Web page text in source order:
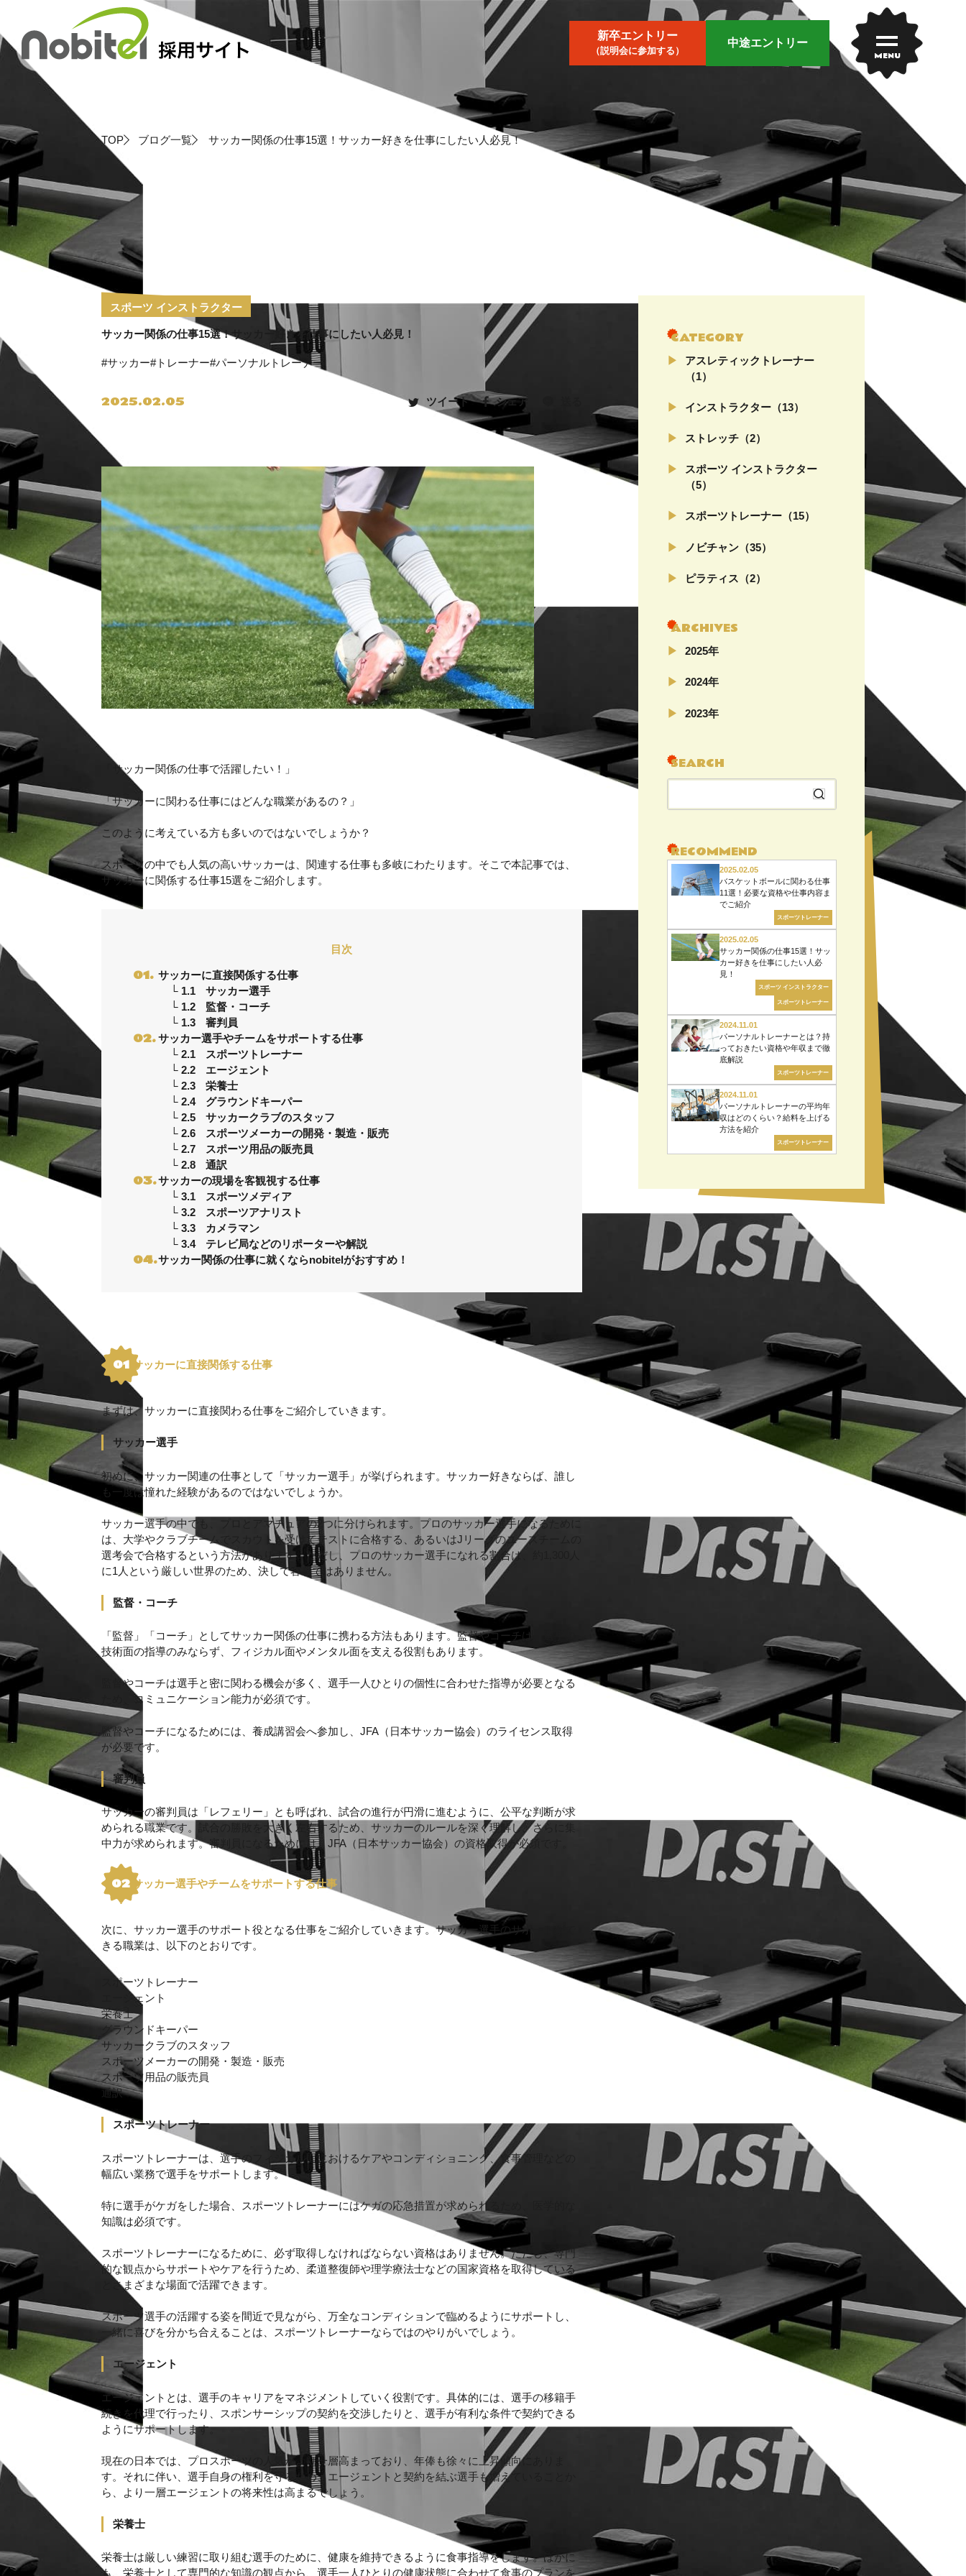
content
新卒エントリー
（説明会に参加する）
中途エントリー
MENU
TOP ブログ一覧 サッカー関係の仕事15選！サッカー好きを仕事にしたい人必見！
スポーツ インストラクター
サッカー関係の仕事15選！サッカー好きを仕事にしたい人必見！
#サッカー#トレーナー#パーソナルトレーナー
2025.02.05 ツイート シェア
「サッカー関係の仕事で活躍したい！」
「サッカーに関わる仕事にはどんな職業があるの？」
このように考えている方も多いのではないでしょうか？
スポーツの中でも人気の高いサッカーは、関連する仕事も多岐にわたります。そこで本記事では、
サッカーに関係する仕事15選をご紹介します。
目次
サッカーに直接関係する仕事
サッカー選手
監督・コーチ
審判員
サッカー選手やチームをサポートする仕事
スポーツトレーナー
エージェント
栄養士
グラウンドキーパー
サッカークラブのスタッフ
スポーツメーカーの開発・製造・販売
スポーツ用品の販売員
通訳
サッカーの現場を客観視する仕事
スポーツメディア
スポーツアナリスト
カメラマン
テレビ局などのリポーターや解説
サッカー関係の仕事に就くならnobitelがおすすめ！
サッカーに直接関係する仕事
まずは、サッカーに直接関わる仕事をご紹介していきます。
サッカー選手
初めに、サッカー関連の仕事として「サッカー選手」が挙げられます。サッカー好きならば、誰し
も一度は憧れた経験があるのではないでしょうか。
サッカー選手の中でも、プロとアマチュアの2つに分けられます。プロのサッカー選手になるために
は、大学やクラブチームでスカウトを受けてテストに合格する、あるいはJリーグのユースチームの
選考会で合格するという方法があります。ただし、プロのサッカー選手になれる割合は、約1,300人
に1人という厳しい世界のため、決して容易ではありません。
監督・コーチ
「監督」「コーチ」としてサッカー関係の仕事に携わる方法もあります。監督やコーチは、選手の
技術面の指導のみならず、フィジカル面やメンタル面を支える役割もあります。
監督やコーチは選手と密に関わる機会が多く、選手一人ひとりの個性に合わせた指導が必要となる
ため、コミュニケーション能力が必須です。
監督やコーチになるためには、養成講習会へ参加し、JFA（日本サッカー協会）のライセンス取得
が必要です。
審判員
サッカーの審判員は「レフェリー」とも呼ばれ、試合の進行が円滑に進むように、公平な判断が求
められる職業です。試合の勝敗を大きく左右するため、サッカーのルールを深く理解し、さらに集
中力が求められます。審判員になるためには、JFA（日本サッカー協会）の資格取得が必須です。
サッカー選手やチームをサポートする仕事
次に、サッカー選手のサポート役となる仕事をご紹介していきます。サッカー選手のサポートがで
きる職業は、以下のとおりです。
スポーツトレーナー
エージェント
栄養士
グラウンドキーパー
サッカークラブのスタッフ
スポーツメーカーの開発・製造・販売
スポーツ用品の販売員
通訳
スポーツトレーナー
スポーツトレーナーは、選手のフィジカル面におけるケアやコンディショニング、食事管理などの
幅広い業務で選手をサポートします。
特に選手がケガをした場合、スポーツトレーナーにはケガの応急措置が求められるため、医学的な
知識は必須です。
スポーツトレーナーになるために、必ず取得しなければならない資格はありません。ただし、専門
的な観点からサポートやケアを行うため、柔道整復師や理学療法士などの国家資格を取得している
とさまざまな場面で活躍できます。
スポーツ選手の活躍する姿を間近で見ながら、万全なコンディションで臨めるようにサポートし、
一緒に喜びを分かち合えることは、スポーツトレーナーならではのやりがいでしょう。
エージェント
エージェントとは、選手のキャリアをマネジメントしていく役割です。具体的には、選手の移籍手
続きを代理で行ったり、スポンサーシップの契約を交渉したりと、選手が有利な条件で契約できる
ようにサポートします。
現在の日本では、プロスポーツの人気がより一層高まっており、年俸も徐々に上昇傾向にありま
す。それに伴い、選手自身の権利を守るため、エージェントと契約を結ぶ選手も増えていることか
ら、より一層エージェントの将来性は高まるでしょう。
栄養士
栄養士は厳しい練習に取り組む選手のために、健康を維持できるように食事指導をします。ほかに
も、栄養士として専門的な知識の観点から、選手一人ひとりの健康状態に合わせて食事のプランを
CATEGORY
アスレティックトレーナー
（1）
インストラクター（13）
ストレッチ（2）
スポーツ インストラクター
（5）
スポーツトレーナー（15）
ノビチャン（35）
ピラティス（2）
ARCHIVES
2025年
2024年
2023年
07月（6）
06月（6）
SEARCH
検
索
RECOMMEND
2025.02.05
バスケットボールに関わる仕事
11選！必要な資格や仕事内容ま
でご紹介
スポーツトレーナー
2025.02.05
サッカー関係の仕事15選！サッ
カー好きを仕事にしたい人必
見！
スポーツ インストラクター
スポーツトレーナー
2024.11.01
パーソナルトレーナーとは？持
っておきたい資格や年収まで徹
底解説
スポーツトレーナー
2024.11.01
パーソナルトレーナーの平均年
収はどのくらい？給料を上げる
方法を紹介
スポーツトレーナー